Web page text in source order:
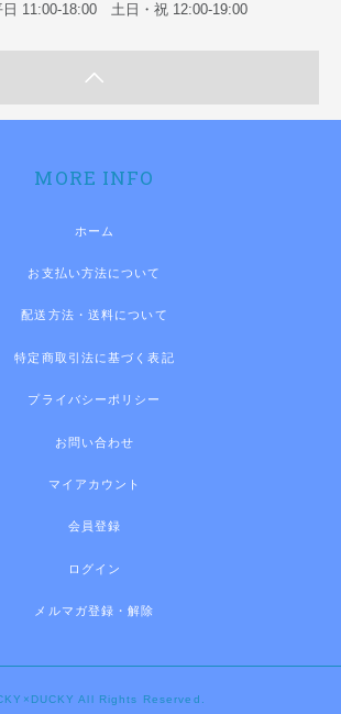
日 11:00-18:00 土日・祝 12:00-19:00
MORE INFO
ホーム
お支払い方法について
配送方法・送料について
特定商取引法に基づく表記
プライバシーポリシー
お問い合わせ
マイアカウント
会員登録
ログイン
メルマガ登録・解除
All Rights Reserved.